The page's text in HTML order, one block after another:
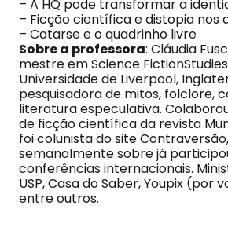
– A HQ pode transformar a
– Ficção científica e distopia nos
– Catarse e o quadrinho livre
Sobre a professora: Cláudia
mestre em Science
Universidade de Liverpool,
pesquisadora de mitos, folclore,
literatura especulativa.
de ficção científica da revista
foi colunista do site
semanalmente sobre já
conferências internacionais.
USP, Casa do Saber, Youpix (por
entre outros.